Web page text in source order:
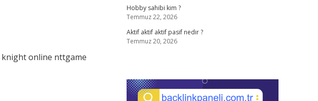
knight online nttgame
Hobby sahibi kim ?
Temmuz 22, 2026
Aktif aktif aktif pasif nedir ?
Temmuz 20, 2026